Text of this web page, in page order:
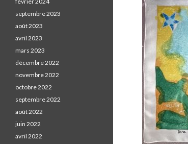
septembre 2023
août 2023
avril 2023
mars 2023
décembre 2022
novembre 2022
octobre 2022
septembre 2022
août 2022
juin 2022
avril 2022